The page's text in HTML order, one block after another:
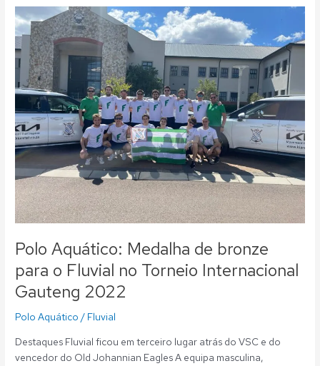
Polo Aquático: Medalha de bronze
para o Fluvial no Torneio Internacional
Gauteng 2022
Polo Aquático / Fluvial
Destaques Fluvial ficou em terceiro lugar atrás do VSC e do
vencedor do Old Johannian Eagles A equipa masculina,
Polo
Aquático:
Medalha
de
bronze
para
o
Fluvial
no
Torneio
Internacional
Gauteng
2022